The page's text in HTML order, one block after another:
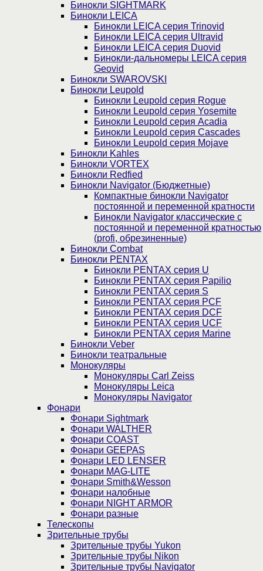
Бинокли SIGHTMARK
Бинокли LEICA
Бинокли LEICA серия Trinovid
Бинокли LEICA серия Ultravid
Бинокли LEICA серия Duovid
Бинокли-дальномеры LEICA серия
Geovid
Бинокли SWAROVSKI
Бинокли Leupold
Бинокли Leupold серия Rogue
Бинокли Leupold серия Yosemite
Бинокли Leupold серия Acadia
Бинокли Leupold серия Cascades
Бинокли Leupold серия Mojave
Бинокли Kahles
Бинокли VORTEX
Бинокли Redfied
Бинокли Navigator (Бюджетные)
Компактные бинокли Navigator
постоянной и переменной кратности
Бинокли Navigator классические с
постоянной и переменной кратностью
(profi, обрезиненные)
Бинокли Combat
Бинокли PENTAX
Бинокли PENTAX серия U
Бинокли PENTAX серия Papilio
Бинокли PENTAX серия S
Бинокли PENTAX серия PCF
Бинокли PENTAX серия DCF
Бинокли PENTAX серия UCF
Бинокли PENTAX серия Marine
Бинокли Veber
Бинокли театральные
Монокуляры
Монокуляры Carl Zeiss
Монокуляры Leica
Монокуляры Navigator
Фонари
Фонари Sightmark
Фонари WALTHER
Фонари COAST
Фонари GEEPAS
Фонари LED LENSER
Фонари MAG-LITE
Фонари Smith&Wesson
Фонари налобные
Фонари NIGHT ARMOR
Фонари разные
Телескопы
Зрительные трубы
Зрительные трубы Yukon
Зрительные трубы Nikon
Зрительные трубы Navigator